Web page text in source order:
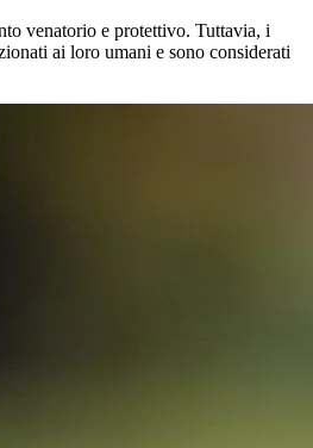
venatorio e protettivo. Tuttavia, i
ai loro umani e sono considerati